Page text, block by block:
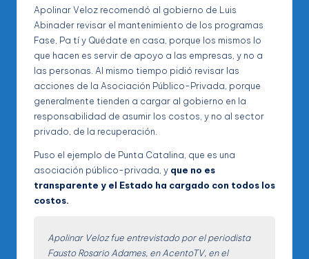
Apolinar Veloz recomendó al gobierno de Luis
Abinader revisar el mantenimiento de los programas
Fase, Pa tí y Quédate en casa, porque los mismos lo
que hacen es servir de apoyo a las empresas, y no a
las personas. Al mismo tiempo pidió revisar las
acciones de la Asociación Público-Privada, porque
generalmente tienden a cargar al gobierno en la
responsabilidad de asumir los costos, y no al sector
privado, de la recuperación.
Puso el ejemplo de Punta Catalina, que es una
asociación público-privada, y que no es
transparente y el Estado ha cargado con todos los
costos.
Apolinar Veloz fue entrevistado por el periodista
Fausto Rosario Adames, en AcentoTV, en el